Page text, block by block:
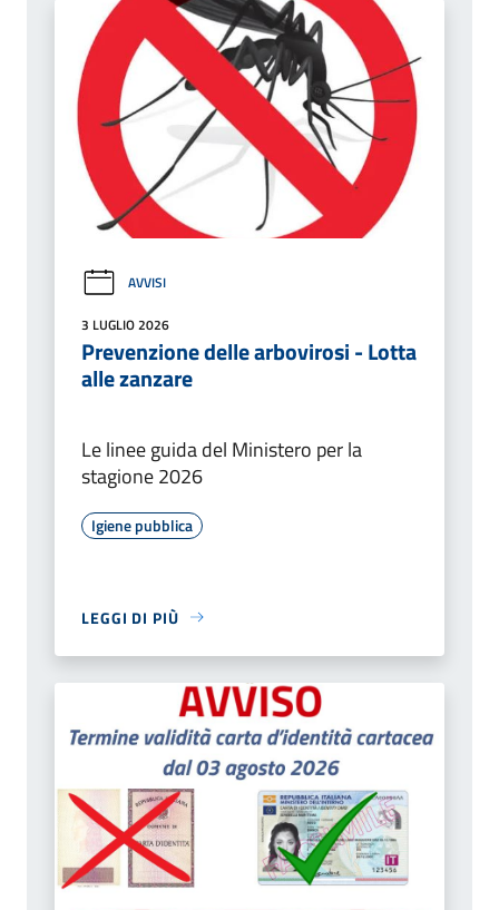
AVVISI
3 LUGLIO 2026
Prevenzione delle arbovirosi - Lotta
alle zanzare
Le linee guida del Ministero per la
stagione 2026
Igiene pubblica
LEGGI DI PIÙ